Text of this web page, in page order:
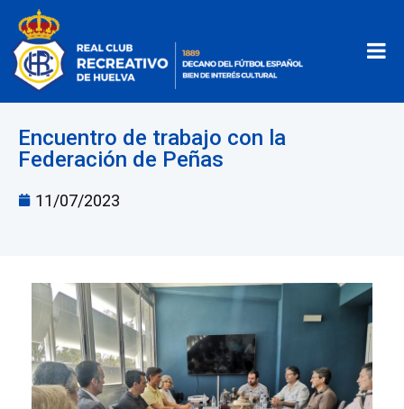
Encuentro de trabajo con la
Federación de Peñas
11/07/2023